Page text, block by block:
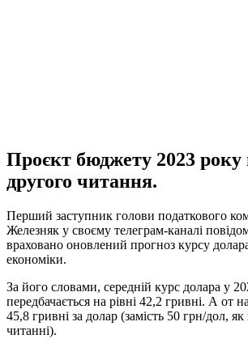
Проєкт бюджету 2023 року
другого читання.
Перший заступник голови податкового
Железняк у своєму телеграм-каналі
враховано оновлений прогноз курсу долара
економіки.
За його словами, середній курс долара у
передбачається на рівні 42,2 гривні. А от
45,8 гривні за долар (замість 50 грн/дол,
читанні).